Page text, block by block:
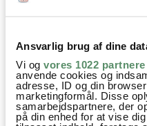
Ansvarlig brug af dine
Vi og vores 1022 partnere
anvende cookies og
adresse, ID og din
marketingformål. Disse
samarbejdspartnere, der
på din enhed for at vise
Aftensmad Bålmad
Familiefavoritter Nem